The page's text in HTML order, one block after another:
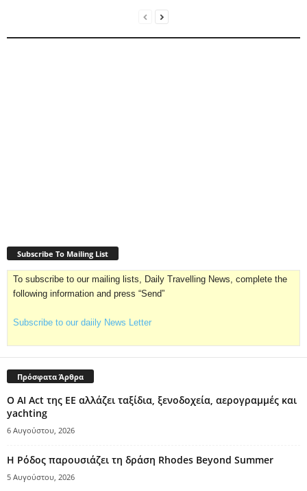
Subscribe To Mailing List
To subscribe to our mailing lists, Daily Travelling News, complete the
following information and press “Send”
Subscribe to our daiily News Letter
Πρόσφατα Άρθρα
Ο AI Act της ΕΕ αλλάζει ταξίδια, ξενοδοχεία, αερογραμμές και
yachting
6 Αυγούστου, 2026
Η Ρόδος παρουσιάζει τη δράση Rhodes Beyond Summer
5 Αυγούστου, 2026